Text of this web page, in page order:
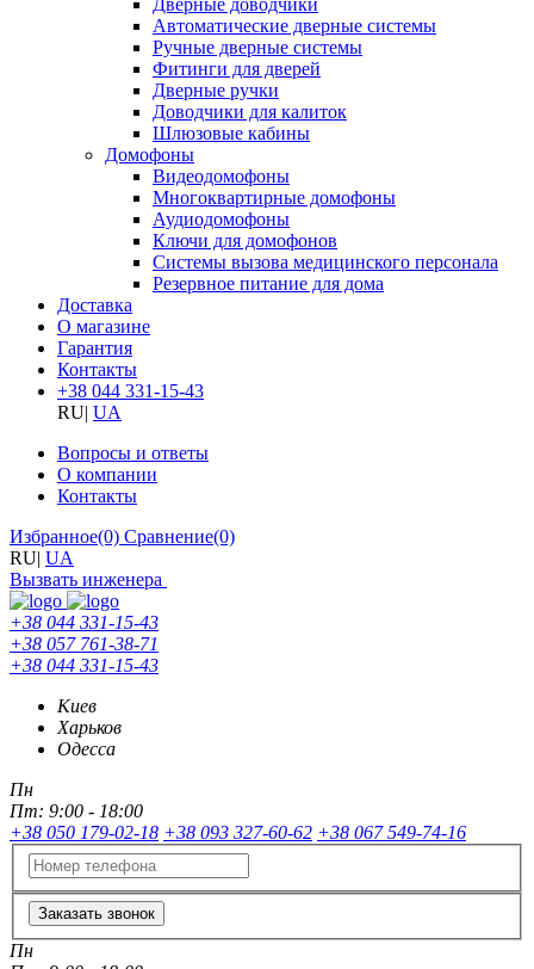
Дверные доводчики
Автоматические дверные системы
Ручные дверные системы
Фитинги для дверей
Дверные ручки
Доводчики для калиток
Шлюзовые кабины
Домофоны
Видеодомофоны
Многоквартирные домофоны
Аудиодомофоны
Ключи для домофонов
Системы вызова медицинского персонала
Резервное питание для дома
Доставка
О магазине
Гарантия
Контакты
+38 044 331-15-43
RU| UA
Вопросы и ответы
О компании
Контакты
Избранное(0) Сравнение(0)
RU| UA
Вызвать инженера
+38 044 331-15-43
+38 057 761-38-71
+38 044 331-15-43
Киев
Харьков
Одесса
Пн
Пт: 9:00 - 18:00
+38 050 179-02-18 +38 093 327-60-62 +38 067 549-74-16
Заказать звонок
Пн